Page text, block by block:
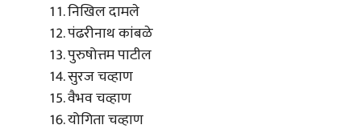
निखिल दामले
पंढरीनाथ कांबळे
पुरुषोत्तम पाटील
सुरज चव्हाण
वैभव चव्हाण
योगिता चव्हाण